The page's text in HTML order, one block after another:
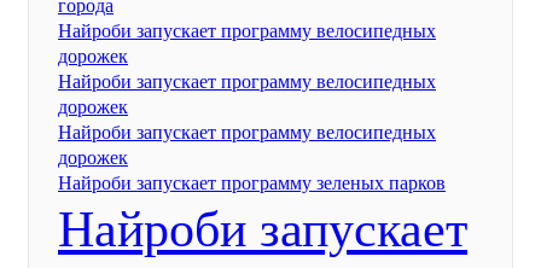
города
Найроби запускает программу велосипедных
дорожек
Найроби запускает программу велосипедных
дорожек
Найроби запускает программу велосипедных
дорожек
Найроби запускает программу зеленых парков
Найроби запускает